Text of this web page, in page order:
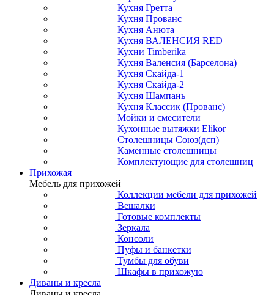
Кухня Гретта
Кухня Прованс
Кухня Анюта
Кухня ВАЛЕНСИЯ RED
Кухни Timberika
Кухня Валенсия (Барселона)
Кухня Скайда-1
Кухня Скайда-2
Кухня Шампань
Кухня Классик (Прованс)
Мойки и смесители
Кухонные вытяжки Elikor
Столешницы Союз(дсп)
Каменные столешницы
Комплектующие для столешниц
Прихожая
Мебель для прихожей
Коллекции мебели для прихожей
Вешалки
Готовые комплекты
Зеркала
Консоли
Пуфы и банкетки
Тумбы для обуви
Шкафы в прихожую
Диваны и кресла